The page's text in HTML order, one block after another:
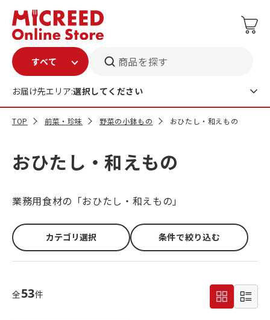
商品を探す
お届け先エリア:選択してください
TOP 前菜・珍味 野菜の小鉢もの おひたし・和えもの
おひたし・和えもの
業務用食材の「おひたし・和えもの」
カテゴリ選択 条件で絞り込む
全53件